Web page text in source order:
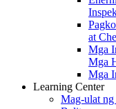
at
Mga
Mga
Mga
Learning Center
Mag-ulat